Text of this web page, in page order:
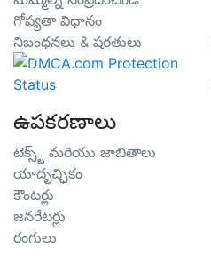
గోప్యతా విధానం
నిబంధనలు & షరతులు
ఉపకరణాలు
టెక్స్ట్ మరియు జాబితాలు
యాదృచ్ఛికం
కౌంటర్లు
జనరేటర్లు
రంగులు